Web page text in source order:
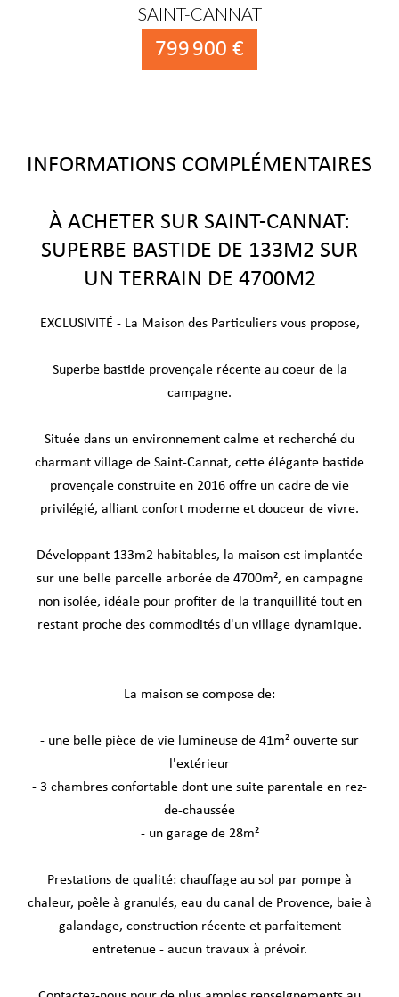
SAINT-CANNAT
799 900 €
INFORMATIONS COMPLÉMENTAIRES
À ACHETER SUR SAINT-CANNAT:
SUPERBE BASTIDE DE 133M2 SUR
UN TERRAIN DE 4700M2
EXCLUSIVITÉ - La Maison des Particuliers vous propose,
Superbe bastide provençale récente au coeur de la
campagne.
Située dans un environnement calme et recherché du
charmant village de Saint-Cannat, cette élégante bastide
provençale construite en 2016 offre un cadre de vie
privilégié, alliant confort moderne et douceur de vivre.
Développant 133m2 habitables, la maison est implantée
sur une belle parcelle arborée de 4700m², en campagne
non isolée, idéale pour profiter de la tranquillité tout en
restant proche des commodités d'un village dynamique.
La maison se compose de:
- une belle pièce de vie lumineuse de 41m² ouverte sur
l'extérieur
- 3 chambres confortable dont une suite parentale en rez-
de-chaussée
- un garage de 28m²
Prestations de qualité: chauffage au sol par pompe à
chaleur, poêle à granulés, eau du canal de Provence, baie à
galandage, construction récente et parfaitement
entretenue - aucun travaux à prévoir.